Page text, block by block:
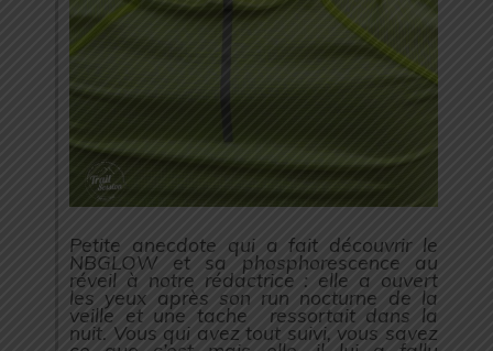
Petite anecdote qui a fait découvrir le
NBGLOW et sa phosphorescence au
réveil à notre rédactrice : elle a ouvert
les yeux après son run nocturne de la
veille et une tache ressortait dans la
nuit. Vous qui avez tout suivi, vous savez